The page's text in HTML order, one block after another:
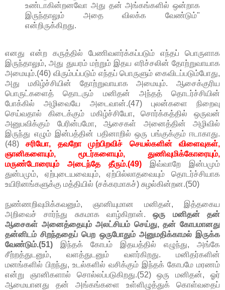
உண்டாகின்றனவோ அது தன் அங்கங்களில் ஒன்றாக
இருந்தாலும் அதை விலக்க வேண்டும்"
என்றிருக்கிறது.
எனது என்ற கருத்தில் பேணிவளர்க்கப்படும் எந்தப் பொருளாக
இருந்தாலும், அது துயரம் மற்றும் இதய எரிச்சலின் தோற்றுவாயாக
அமையும்.(46) விரும்பப்படும் எந்தப் பொருளும் கைவிடப்படும்போது,
அது மகிழ்ச்சியின் தோற்றுவாயாக அமையும். ஆசைக்குரிய
பொருட்களைத் தொடரும் மனிதன் அந்தத் தொடர்ச்சியின்
போக்கில் அழிவையே அடைவான்.(47) புலன்களை நிறைவு
செய்வதால் கிடைக்கும் மகிழ்ச்சியோ, சொர்க்கத்தில் ஒருவன்
அனுபவிக்கும் பேரின்பமோ, ஆசைகள் அனைத்தின் அழிவில்
இருந்து எழும் இன்பத்தின் பதினாறில் ஒரு பங்குக்கும் ஈடாகாது.
(48)சரியோ, தவறோ முற்பிறவிச் செயல்களின் விளைவுகள்,
ஞானிகளையும், மூடர்களையும், துணிவுமிக்கோரையும்,
மருண்டோரையும் அடைந்தே தீரும்.(49) இவ்வாறே இன்பமும்
துன்பமும், ஏற்புடையவையும், ஏற்பில்லாதவையும் தொடர்ச்சியாக
உயிரினங்களுக்கு மத்தியில் (சக்கரமாகச்) சுழல்கின்றன.(50)
நுண்ணறிவுமிக்கவனும், ஞானியுமான மனிதன், இத்தகைய
அறிவைச் சார்ந்து சுகமாக வாழ்கிறான்.ஒரு மனிதன் தன்
ஆசைகள் அனைத்தையும் அலட்சியம் செய்து, தன் கோபமானது
தன்னிடம் சிறந்ததைப் பெற ஒருபோதும் அனுமதிக்காமல் இருக்க
வேண்டும்.(51) இந்தக் கோபம் இதயத்தில் எழுந்து, அங்கே
சீற்றத்துடனும், வளத்துடனும் வளர்கிறது. மனிதர்களின்
மனங்களில் பிறந்து, உடல்களில் வசிக்கும் இந்தக் கோபமே மரணம்
என்று ஞானிகளால் சொல்லப்படுகிறது.(52) ஒரு மனிதன், ஓர்
ஆமையானது தன் அங்கங்களை உள்ளிழுத்துக் கொள்வதைப்